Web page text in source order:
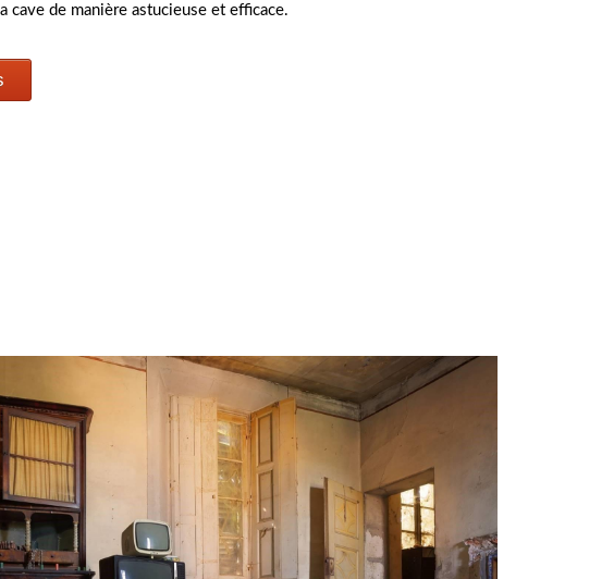
cave de manière astucieuse et efficace.